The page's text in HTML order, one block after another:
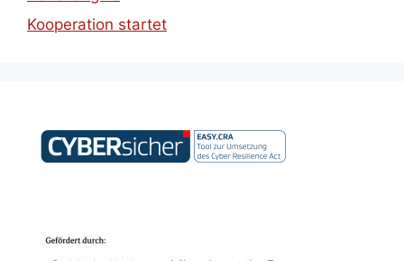
Kooperation startet